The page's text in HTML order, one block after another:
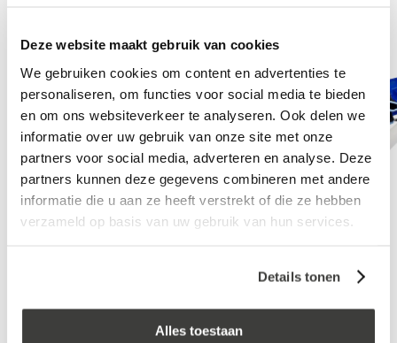
Deze website maakt gebruik van cookies
We gebruiken cookies om content en advertenties te
personaliseren, om functies voor social media te bieden
en om ons websiteverkeer te analyseren. Ook delen we
informatie over uw gebruik van onze site met onze
partners voor social media, adverteren en analyse. Deze
partners kunnen deze gegevens combineren met andere
informatie die u aan ze heeft verstrekt of die ze hebben
verzameld op basis van uw gebruik van hun services.
Details tonen
Alles toestaan